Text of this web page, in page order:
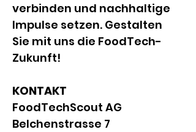
verbinden und nachhaltige
Impulse setzen. Gestalten
Sie mit uns die FoodTech-
Zukunft!
KONTAKT
FoodTechScout AG
Belchenstrasse 7